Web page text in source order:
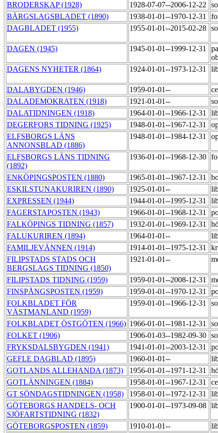
BRODERSKAP (1928)
1928-07-07--2006-12-22
BÄRGSLAGSBLADET (1890)
1938-01-01--1970-12-31
DAGBLADET (1955)
1955-01-01--2015-02-28
DAGEN (1945) 1945-01-01--1999-12-31
DAGENS NYHETER (1864)
1924-01-01--1973-12-31
DALABYGDEN (1946) 1959-01-01--
DALADEMOKRATEN (1918)
1921-01-01--
DALATIDNINGEN (1918)
1964-01-01--1966-12-31
DEGERFORS TIDNING (1925)
1948-01-01--1967-12-31
ELFSBORGS LÄNS
ANNONSBLAD (1886)
1948-01-01--1984-12-31
ELFSBORGS LÄNS TIDNING
(1892)
1936-01-01--1968-12-30
ENKÖPINGSPOSTEN (1880) 1965-01-01--1967-12-31
ESKILSTUNAKURIREN (1890)
1925-01-01--
EXPRESSEN (1944)
1944-01-01--1995-12-31
FAGERSTAPOSTEN (1943)
1966-01-01--1968-12-31
FALKÖPINGS TIDNING (1857)
1932-01-01--1969-12-31
FALUKURIREN (1894)
1964-01-01--
FAMILJEVÄNNEN (1914)
1914-01-01--1975-12-31
FILIPSTADS STADS OCH
BERGSLAGS TIDNING (1850)
1921-01-01--
FILIPSTADS TIDNING (1959) 1959-01-01--2008-12-31
FINSPÅNGSPOSTEN (1959)
1959-01-01--1970-12-31
FOLKBLADET FÖR
VÄSTMANLAND (1959)
1959-01-01--1966-12-31
FOLKBLADET ÖSTGÖTEN (1966) 1966-01-01--1981-12-31
FOLKET (1906)
1906-01-03--1982-09-30
FRYKSDALSBYGDEN (1941)
1941-01-01--2003-12-31
GEFLE DAGBLAD (1895)
1960-01-01--
GOTLANDS ALLEHANDA (1873)
1956-01-01--1971-12-31
GOTLÄNNINGEN (1884)
1958-01-01--1967-12-31
GT SÖNDAGSTIDNINGEN (1958)
1958-01-01--1972-12-31
GÖTEBORGS HANDELS- OCH
SJÖFARTSTIDNING (1832)
1900-01-01--1973-09-08
GÖTEBORGSPOSTEN (1859) 1910-01-01--